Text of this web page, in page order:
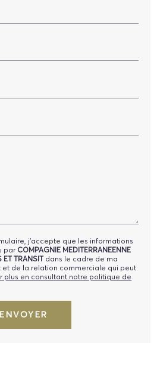
j'accepte que les informations
par COMPAGNIE MEDITERRANEENNE
ET TRANSIT dans le cadre de ma
de la relation commerciale qui peut
plus en consultant notre politique de